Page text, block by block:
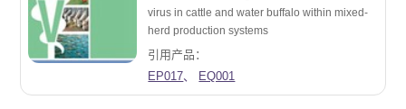
virus in cattle and water buffalo within mixed-
herd production systems
引用产品：
EP017、 EQ001